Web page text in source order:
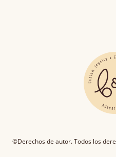
©Derechos de autor. Todos los